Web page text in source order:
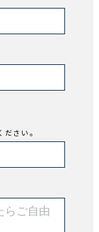
さい。